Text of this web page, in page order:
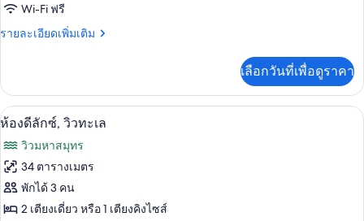
จู
เนียร์
วิว
ทะเล
Wi-Fi ฟรี
รายละเอียดเพิ่มเติม
ราย
เกี่ยว
กับ
ห้อง
เนียร์
สวี
ท,
วิว
ทะเล
เลือกวันที่เพื่อดูราคา
เปิด
ภาพถ่าย
ทั้งหมด
ของ
ห้อง
เครื่องนอนระดับพรีเมียม, มินิบาร์, ตู้นิ
8
ห้องดีลักซ์, วิวทะเล
วิวมหาสมุทร
34 ตารางเมตร
พักได้ 3 คน
2 เตียงเดี่ยว หรือ 1 เตียงคิงไซส์